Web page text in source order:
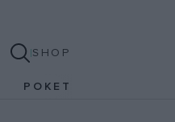
SHOP
POKET